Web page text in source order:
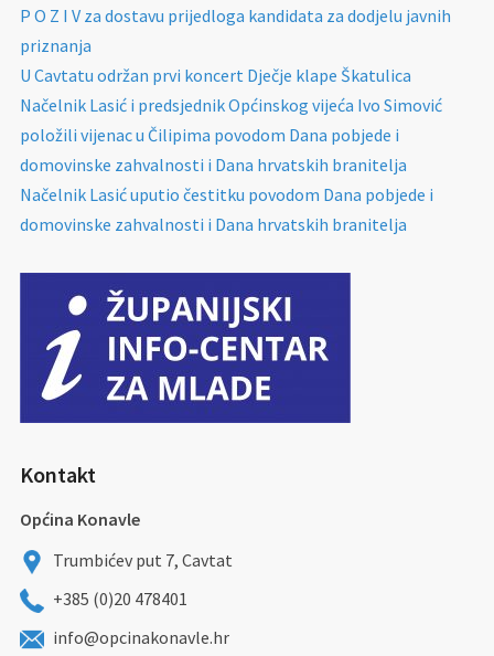
P O Z I V za dostavu prijedloga kandidata za dodjelu javnih
priznanja
U Cavtatu održan prvi koncert Dječje klape Škatulica
Načelnik Lasić i predsjednik Općinskog vijeća Ivo Simović
položili vijenac u Čilipima povodom Dana pobjede i
domovinske zahvalnosti i Dana hrvatskih branitelja
Načelnik Lasić uputio čestitku povodom Dana pobjede i
domovinske zahvalnosti i Dana hrvatskih branitelja
Kontakt
Općina Konavle
Trumbićev put 7, Cavtat
+385 (0)20 478401
info@opcinakonavle.hr